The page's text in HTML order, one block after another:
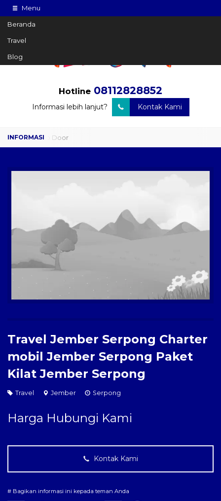
Menu
Beranda
Travel
Blog
Hotline 08112828852
Informasi lebih lanjut? Kontak Kami
Travel Door to Door
Paket Kilat
Pengiriman Barang
Travel Jember Serpong Charter
mobil Jember Serpong Paket
Kilat Jember Serpong
Travel Jember Serpong
Harga Hubungi Kami
Kontak Kami
# Bagikan informasi ini kepada teman Anda